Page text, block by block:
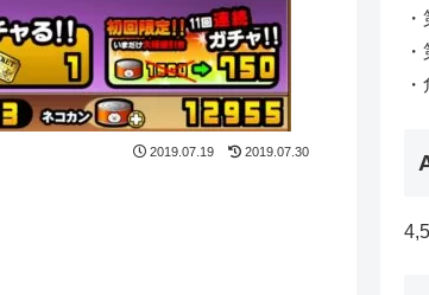
2019.07.19 2019.07.30